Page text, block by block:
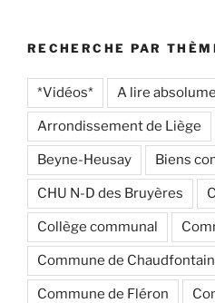
RECHERCHE PAR
*Vidéos* A lire
Arrondissement de Liège
Beyne-Heusay Biens
CHU N-D des Bruyères
Collège communal
Commune de
Commune de Fléron